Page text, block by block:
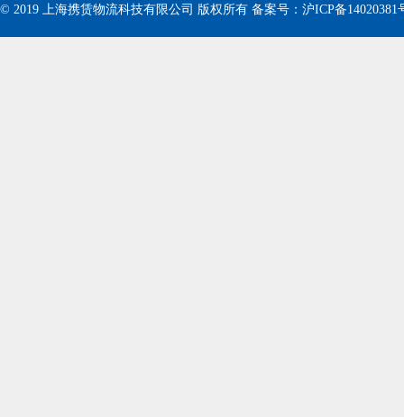
© 2019 上海携赁物流科技有限公司 版权所有 备案号： 沪ICP备14020381